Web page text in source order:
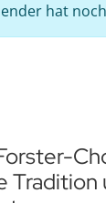
hat